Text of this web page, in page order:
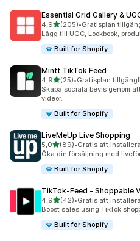
Essential Grid Gallery &
4,9av 5 stjärnor
(205)
205 recensioner totalt
•Gratisplan
Lägg till UGC, Lookbook,
Built for Shopify
Mintt TikTok Feed
4,9av 5 stjärnor
(25)
25 recensioner totalt
•Gratisplan
Skapa sociala bevis genom
videor.
Built for Shopify
LiveMeUp Live Shopping
5,0av 5 stjärnor
(89)
89 recensioner totalt
•Gratis att installera
Öka din försäljning med
Built for Shopify
TikTok‑Feed ‑ Shoppable
4,9av 5 stjärnor
(42)
42 recensioner totalt
•Gratis att installera
Boost sales using TikTok
Built for Shopify